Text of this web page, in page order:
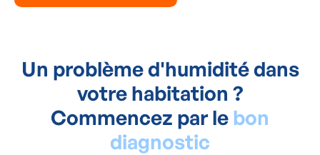
Un problème d'humidité dans
votre habitation ?
Commencez par le bon
diagnostic